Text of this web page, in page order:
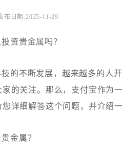
布日期:2025-11-29
资贵金属吗？
的不断发展，越来越多的人
的关注。那么，支付宝作为
详细解答这个问题，并介绍
金属？